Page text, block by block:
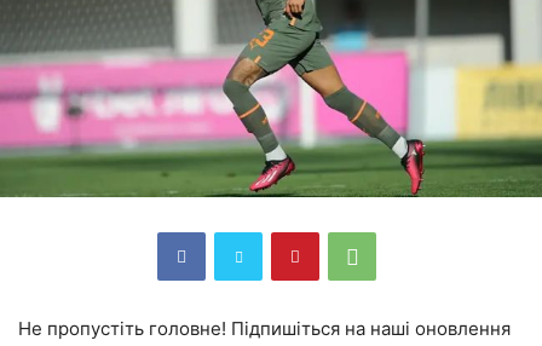
Не пропустіть головне! Підпишіться на наші оновлення